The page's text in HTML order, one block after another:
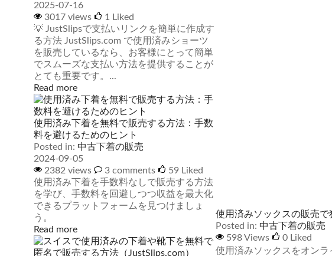
2025-07-16
3017 views
1
Liked
💡 JustSlipsで支払いリンクを簡単に作成す
る方法 JustSlips.com で使用済みショーツ
を販売しているなら、お客様にとって簡単
でスムーズな支払い方法を提供することが
とても重要です。...
Read more
使用済み下着を無料で販売する方法：手数
料を避けるためのヒント
Posted in: 中古下着の販売
2024-09-05
2382 views
3 comments 59 Liked
使用済み下着を手数料なしで販売する方法
を学び、手数料を回避しつつ収益を最大化
できるプラットフォームを見つけましょ
う。
Read more
使用済みソックスの販売
Posted in: 中古下着の販売
598 Views
0 Liked
使用済みソックスをオン